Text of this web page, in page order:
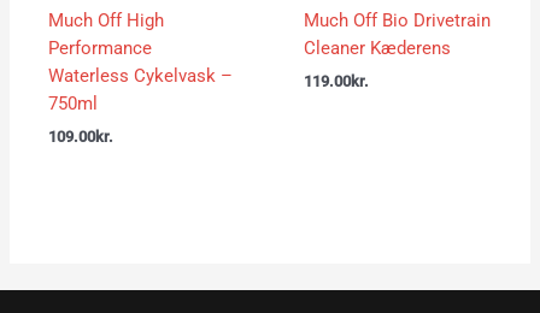
Much Off High
Performance
Waterless Cykelvask –
750ml
109.00kr.
Much Off Bio Drivetrain
Cleaner Kæderens
119.00kr.